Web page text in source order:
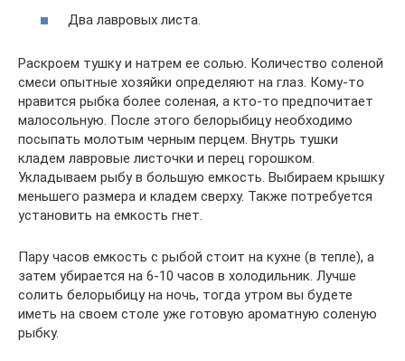
Два лавровых листа.
Раскроем тушку и натрем ее солью. Количество соленой
смеси опытные хозяйки определяют на глаз. Кому-то
нравится рыбка более соленая, а кто-то предпочитает
малосольную. После этого белорыбицу необходимо
посыпать молотым черным перцем. Внутрь тушки
кладем лавровые листочки и перец горошком.
Укладываем рыбу в большую емкость. Выбираем крышку
меньшего размера и кладем сверху. Также потребуется
установить на емкость гнет.
Пару часов емкость с рыбой стоит на кухне (в тепле), а
затем убирается на 6-10 часов в холодильник. Лучше
солить белорыбицу на ночь, тогда утром вы будете
иметь на своем столе уже готовую ароматную соленую
рыбку.